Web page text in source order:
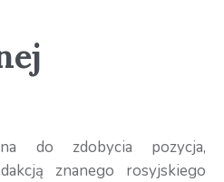
do zdobycia pozycja,
znanego rosyjskiego